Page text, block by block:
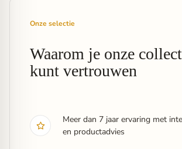
Onze selectie
Waarom je onze
kunt vertrouwen
Meer dan 7 jaar ervaring met
en productadvies